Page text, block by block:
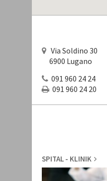
Via Soldino 30
6900 Lugano
091 960 24 24
091 960 24 20
SPITAL - KLINIK